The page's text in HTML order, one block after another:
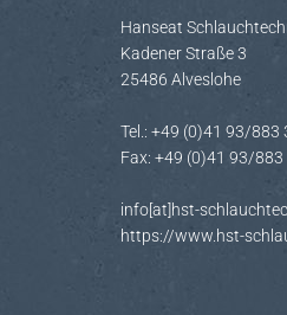
Hanseat
Kadener Straße 3
25486 Alveslohe
Tel.: +49 (0)41 93/883
Fax: +49 (0)41 93/883
info[at]hst-
https://www.hst-